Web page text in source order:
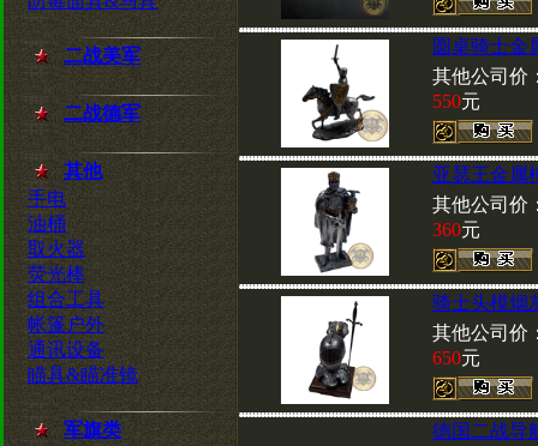
二战美军
二战德军
其他
手电
油桶
取火器
荧光棒
组合工具
帐篷户外
通讯设备
瞄具&瞄准镜
军旗类
圆桌骑士金
其他公司价
550元
亚瑟王金属
其他公司价
360元
骑士头模烟
其他公司价
650元
德国二战导